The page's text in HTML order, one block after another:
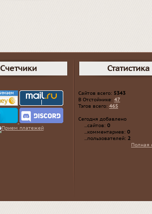
Счетчики Статистика
Сайтов всего: 5343
В Отстойнике: 47
Тэгов всего: 465
Сегодня добавлено
...сайтов: 0
...комментариев: 0
...пользователей: 2
Полная